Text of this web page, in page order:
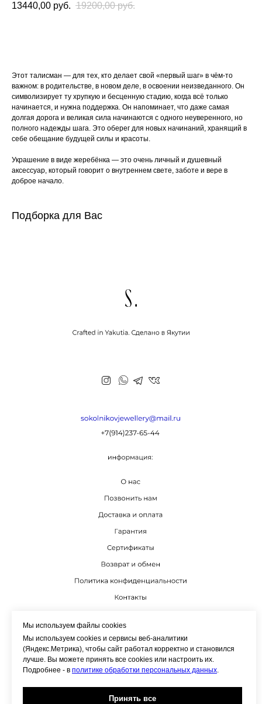
Мы используем файлы cookies
Мы используем cookies и сервисы веб-аналитики
(Яндекс.Метрика), чтобы сайт работал корректно и становился
лучше. Вы можете принять все cookies или настроить их.
Подробнее - в политике обработки персональных данных
Принять все
13440,00 руб. 19200,00 руб.
Этот талисман — для тех, кто делает свой «первый шаг» в чём-то
важном: в родительстве, в новом деле, в освоении неизведанного. Он
символизирует ту хрупкую и бесценную стадию, когда всё только
начинается, и нужна поддержка. Он напоминает, что даже самая
долгая дорога и великая сила начинаются с одного неуверенного, но
полного надежды шага. Это оберег для новых начинаний, хранящий в
себе обещание будущей силы и красоты.
Украшение в виде жеребёнка — это очень личный и душевный
аксессуар, который говорит о внутреннем свете, заботе и вере в
доброе начало.
Подборка для Вас